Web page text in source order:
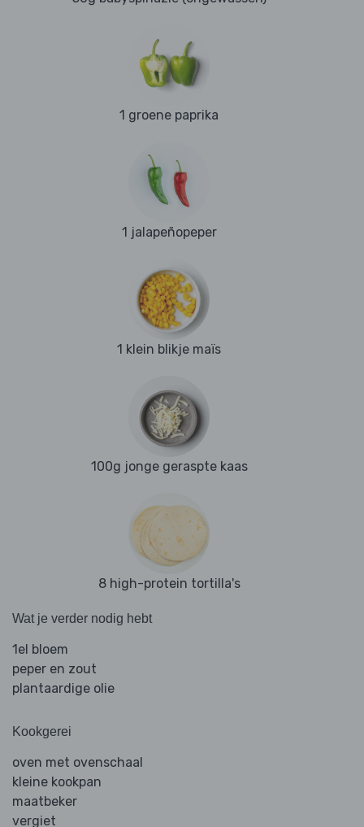
1 groene paprika
1 jalapeñopeper
1 klein blikje maïs
100g jonge geraspte kaas
8 high-protein tortilla's
Wat je verder nodig hebt
1el bloem
peper en zout
plantaardige olie
Kookgerei
oven met ovenschaal
kleine kookpan
maatbeker
vergiet